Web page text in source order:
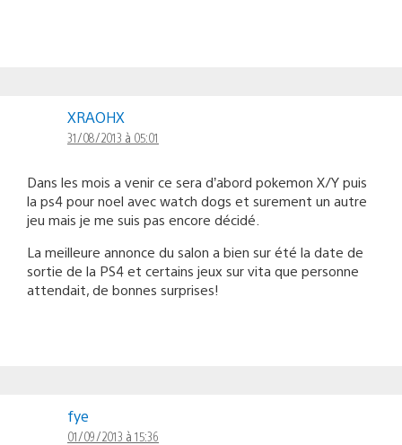
XRAOHX
31/08/2013 à 05:01
Dans les mois a venir ce sera d’abord pokemon X/Y puis
la ps4 pour noel avec watch dogs et surement un autre
jeu mais je me suis pas encore décidé.
La meilleure annonce du salon a bien sur été la date de
sortie de la PS4 et certains jeux sur vita que personne
attendait, de bonnes surprises!
fye
01/09/2013 à 15:36